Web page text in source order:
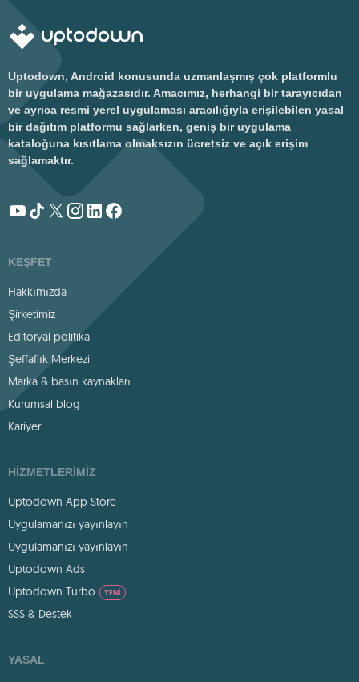
Uptodown, Android konusunda uzmanlaşmış çok platformlu
bir uygulama mağazasıdır. Amacımız, herhangi bir tarayıcıdan
ve ayrıca resmi yerel uygulaması aracılığıyla erişilebilen yasal
bir dağıtım platformu sağlarken, geniş bir uygulama
kataloğuna kısıtlama olmaksızın ücretsiz ve açık erişim
sağlamaktır.
KEŞFET
Hakkımızda
Şirketimiz
Editoryal politika
Şeffaflık Merkezi
Marka & basın kaynakları
Kurumsal blog
Kariyer
HIZMETLERIMIZ
Uptodown App Store
Uygulamanızı yayınlayın
Uygulamanızı yayınlayın
Uptodown Ads
Uptodown Turbo
YENI
SSS & Destek
YASAL